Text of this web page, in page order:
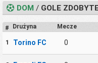
DOM /GOLE
# Drużyna Mecze
1 Torino FC 0